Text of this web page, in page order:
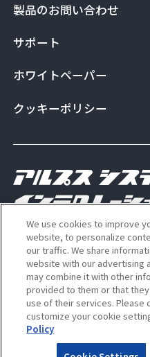
製品のお問い合わせ
サポート
ホワイトペーパー
クッキーポリシー
Copyright Alps
rights reserved
We use cookies to improve
website, to personalize
our traffic. We share
website with our advertising
may combine it with other
provided to them or that
use of their services. Please
customize your cookie
Policy